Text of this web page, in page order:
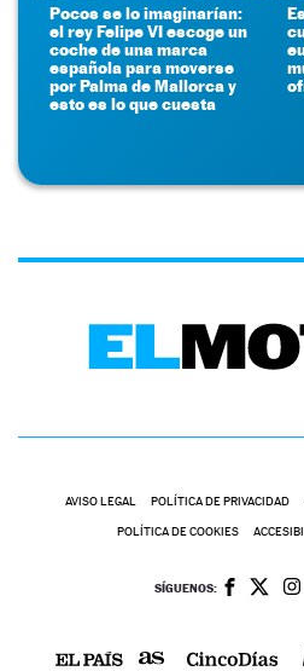
Pocos se lo imaginarían:
el rey Felipe VI escoge un
coche de una marca
española para moverse
por Palma de Mallorca y
esto es lo que cuesta
AVISO LEGAL POLÍTICA DE PRIVACIDAD
POLÍTICA DE COOKIES
SÍGUENOS: